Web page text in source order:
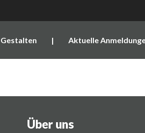
Gestalten | Aktuelle
Über uns